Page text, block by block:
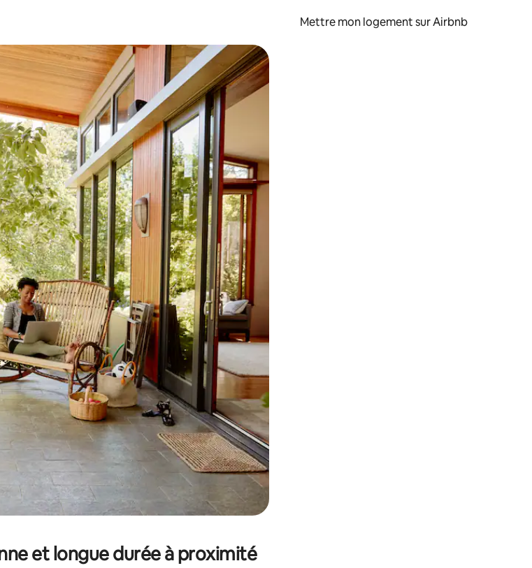
Mettre mon logement sur Airbnb
pour les parcourir ou en appuyant et en faisant glisser.
et longue durée à proximité